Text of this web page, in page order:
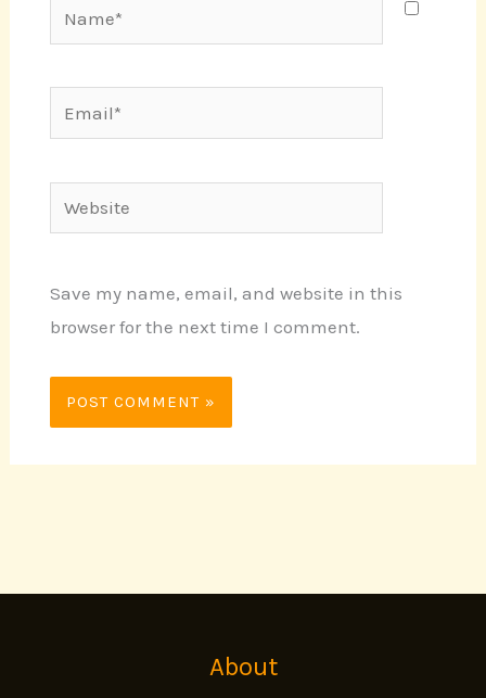
Email*
Website
Save my name, email, and website in this
browser for the next time I comment.
About